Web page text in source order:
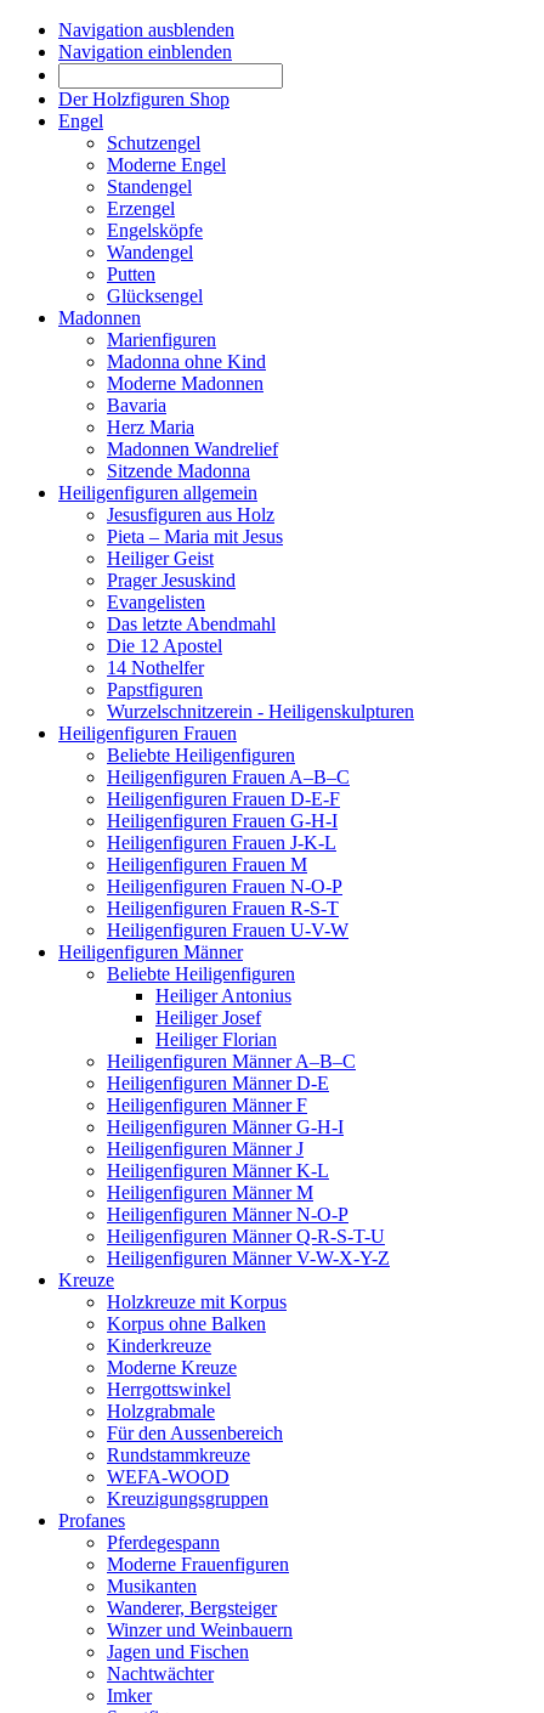
Navigation ausblenden
Navigation einblenden
Der Holzfiguren Shop
Engel
Schutzengel
Moderne Engel
Standengel
Erzengel
Engelsköpfe
Wandengel
Putten
Glücksengel
Madonnen
Marienfiguren
Madonna ohne Kind
Moderne Madonnen
Bavaria
Herz Maria
Madonnen Wandrelief
Sitzende Madonna
Heiligenfiguren allgemein
Jesusfiguren aus Holz
Pieta – Maria mit Jesus
Heiliger Geist
Prager Jesuskind
Evangelisten
Das letzte Abendmahl
Die 12 Apostel
14 Nothelfer
Papstfiguren
Wurzelschnitzerein - Heiligenskulpturen
Heiligenfiguren Frauen
Beliebte Heiligenfiguren
Heiligenfiguren Frauen A–B–C
Heiligenfiguren Frauen D-E-F
Heiligenfiguren Frauen G-H-I
Heiligenfiguren Frauen J-K-L
Heiligenfiguren Frauen M
Heiligenfiguren Frauen N-O-P
Heiligenfiguren Frauen R-S-T
Heiligenfiguren Frauen U-V-W
Heiligenfiguren Männer
Beliebte Heiligenfiguren
Heiliger Antonius
Heiliger Josef
Heiliger Florian
Heiligenfiguren Männer A–B–C
Heiligenfiguren Männer D-E
Heiligenfiguren Männer F
Heiligenfiguren Männer G-H-I
Heiligenfiguren Männer J
Heiligenfiguren Männer K-L
Heiligenfiguren Männer M
Heiligenfiguren Männer N-O-P
Heiligenfiguren Männer Q-R-S-T-U
Heiligenfiguren Männer V-W-X-Y-Z
Kreuze
Holzkreuze mit Korpus
Korpus ohne Balken
Kinderkreuze
Moderne Kreuze
Herrgottswinkel
Holzgrabmale
Für den Aussenbereich
Rundstammkreuze
WEFA-WOOD
Kreuzigungsgruppen
Profanes
Pferdegespann
Moderne Frauenfiguren
Musikanten
Wanderer, Bergsteiger
Winzer und Weinbauern
Jagen und Fischen
Nachtwächter
Imker